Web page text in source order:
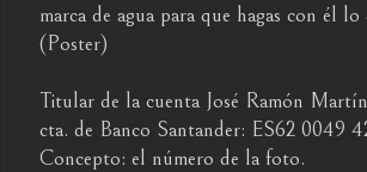
marca de agua para que hagas con él
(Poster)
Titular de la cuenta José Ramón
cta. de Banco Santander: ES62 0049
Concepto: el número de la foto.